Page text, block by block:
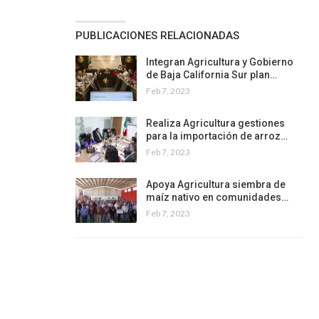
PUBLICACIONES RELACIONADAS
Integran Agricultura y Gobierno
de Baja California Sur plan…
Feb 7, 2023
Realiza Agricultura gestiones
para la importación de arroz…
Feb 7, 2023
Apoya Agricultura siembra de
maíz nativo en comunidades…
Feb 7, 2023